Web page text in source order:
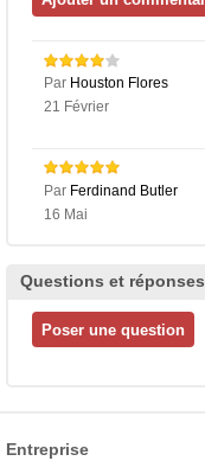
Par Houston Flores
21 Février
Par Ferdinand Butler
16 Mai
Questions et réponses
Entreprise